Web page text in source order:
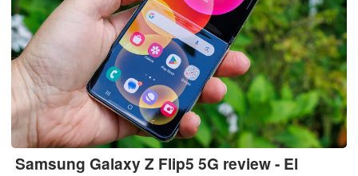
Samsung Galaxy Z Flip5 5G review - El